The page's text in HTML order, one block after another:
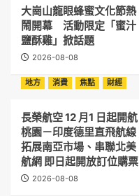
大崗山龍眼蜂蜜文化節熱
鬧開幕 活動限定「蜜汁
鹽酥雞」掀話題
2026-08-08
地方
消費 焦點 財經
長榮航空 12 月1 日起開航
桃園－印度德里直飛航線
拓展南亞市場、串聯北美
航網 即日起開放訂位購票
2026-08-08